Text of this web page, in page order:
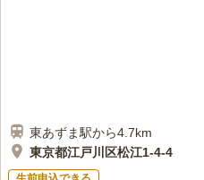
東あずま駅から4.7km
東京都江戸川区松江1-4-4